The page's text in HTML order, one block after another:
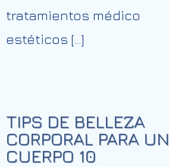
tratamientos médico
estéticos […]
TIPS DE BELLEZA
CORPORAL PARA UN
CUERPO 10